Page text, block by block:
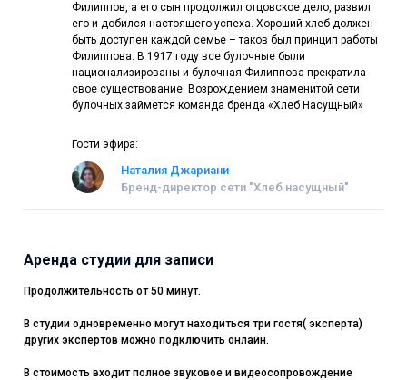
Филиппов, а его сын продолжил отцовское дело, развил
его и добился настоящего успеха. Хороший хлеб должен
быть доступен каждой семье – таков был принцип работы
Филиппова. В 1917 году все булочные были
национализированы и булочная Филиппова прекратила
свое существование. Возрождением знаменитой сети
булочных займется команда бренда «Хлеб Насущный»
Гости эфира:
Наталия Джариани
Бренд-директор сети "Хлеб насущный"
Аренда студии для записи
Продолжительность от 50 минут.
В студии одновременно могут находиться три гостя( эксперта)
других экспертов можно подключить онлайн.
В стоимость входит полное звуковое и видеосопровождение